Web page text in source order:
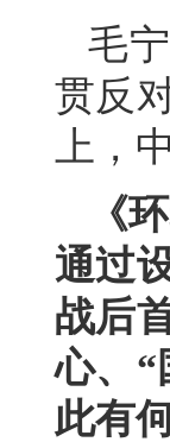
毛
贯反
上，
《
通过
战后
心、“
此有